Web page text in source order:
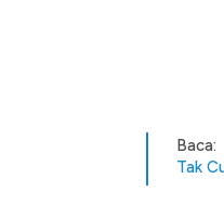
Baca:
Tak